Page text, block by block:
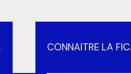
CONNAITRE LA